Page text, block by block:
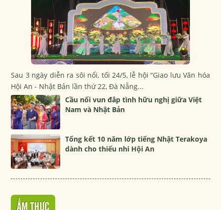
Sau 3 ngày diễn ra sôi nổi, tối 24/5, lễ hội “Giao lưu Văn hóa
Hội An - Nhật Bản lần thứ 22, Đà Nẵng...
Cầu nối vun đắp tình hữu nghị giữa Việt
Nam và Nhật Bản
Tổng kết 10 năm lớp tiếng Nhật Terakoya
dành cho thiếu nhi Hội An
ẨM THỰC